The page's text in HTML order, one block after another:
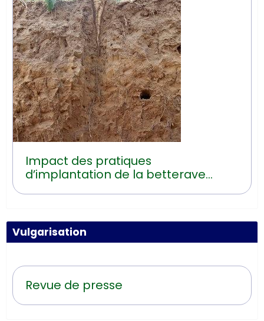
Impact des pratiques
d’implantation de la betterave
Vulgarisation
Revue de presse